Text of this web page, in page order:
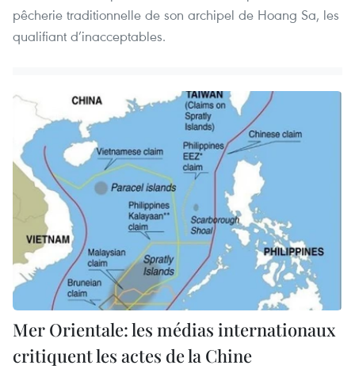
pêcherie traditionnelle de son archipel de Hoang Sa, les
qualifiant d’inacceptables.
Mer Orientale: les médias internationaux
critiquent les actes de la Chine